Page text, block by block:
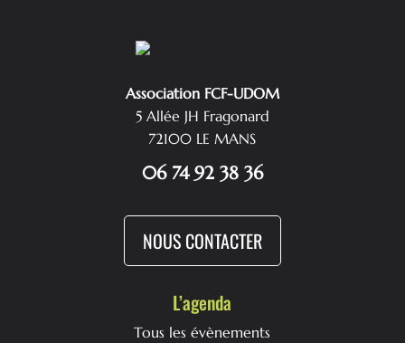
Association FCF-UDOM
5 Allée JH Fragonard
72100 LE MANS
06 74 92 38 36
NOUS CONTACTER
L’agenda
Tous les évènements